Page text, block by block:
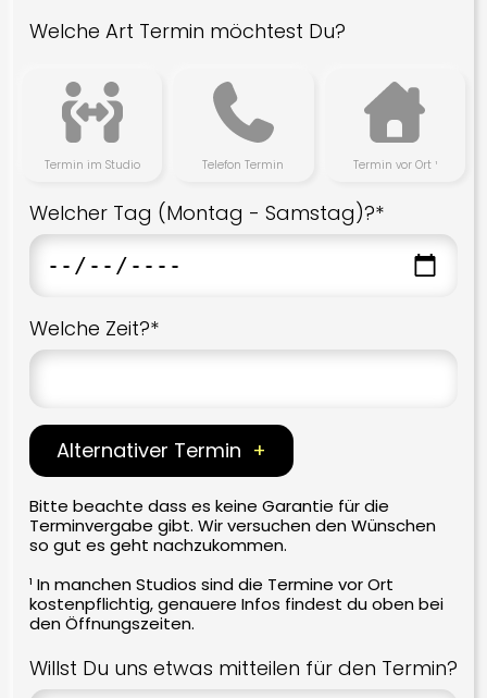
Pioneer
Primare
Trinnov
Storm Audio
Yamaha
Kabel
AudioQuest
Supra
Sonstiges
Hi-Shock
Zinea
Welche Art Termin möchtest Du?
Termin im Studio Telefon Termin Termin vor Ort ¹
Welcher Tag (Montag - Samstag)?*
Welche Zeit?*
Alternativer Termin
Bitte beachte dass es keine Garantie für die
Terminvergabe gibt. Wir versuchen den Wünschen
so gut es geht nachzukommen.
¹ In manchen Studios sind die Termine vor Ort
kostenpflichtig, genauere Infos findest du oben bei
den Öffnungszeiten.
Willst Du uns etwas mitteilen für den Termin?